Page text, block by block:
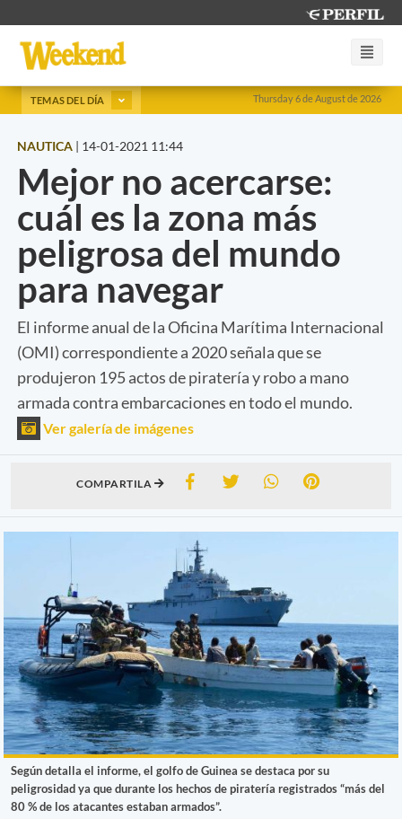
Thursday 6 de August de 2026
TEMAS DEL DÍA
NAUTICA | 14-01-2021 11:44
Mejor no acercarse:
cuál es la zona más
peligrosa del mundo
para navegar
El informe anual de la Oficina Marítima Internacional
(OMI) correspondiente a 2020 señala que se
produjeron 195 actos de piratería y robo a mano
armada contra embarcaciones en todo el mundo.
Ver galería de imágenes
COMPARTILA
Según detalla el informe, el golfo de Guinea se destaca por su
peligrosidad ya que durante los hechos de piratería registrados “más del
80 % de los atacantes estaban armados”.